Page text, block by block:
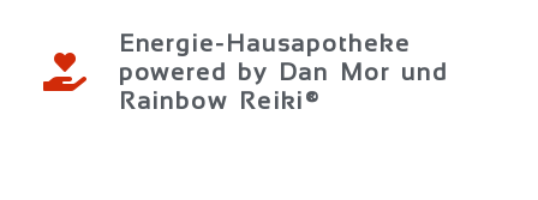
Energie-Hausapotheke
powered by Dan Mor und
Rainbow Reiki®